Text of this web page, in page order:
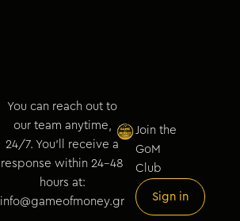
You can reach out to
our team anytime,
24/7. You’ll receive a
response within 24–48
hours at:
info@gameofmoney.gr
Join the
GoM
Club
Sign in